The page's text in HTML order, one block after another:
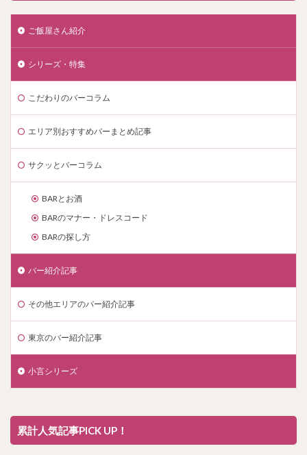
ご飯屋さん紹介
シリーズ・特集
こだわりのバーコラム
エリア別おすすめバーまとめ記事
サクッとバーコラム
BARとお酒
BARのマナー・ドレスコード
BARの探し方
バー紹介記事
その他エリアのバー紹介記事
東京のバー紹介記事
小言シリーズ
累計人気記事PICK UP！